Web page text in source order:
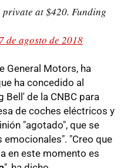
at $420. Funding
7 de agosto de 2018
General Motors, ha
ha concedido al
de la CNBC para
de coches eléctricos y
"agotado", que se
"Creo que
en este momento es